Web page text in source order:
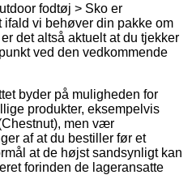
fodtøj > Sko er
vi behøver din pakke om
det altså aktuelt at du tjekker
ved den vedkommende
byder på muligheden for
produkter, eksempelvis
men vær
af at du bestiller før et
at de højst sandsynligt kan
forinden de lageransatte